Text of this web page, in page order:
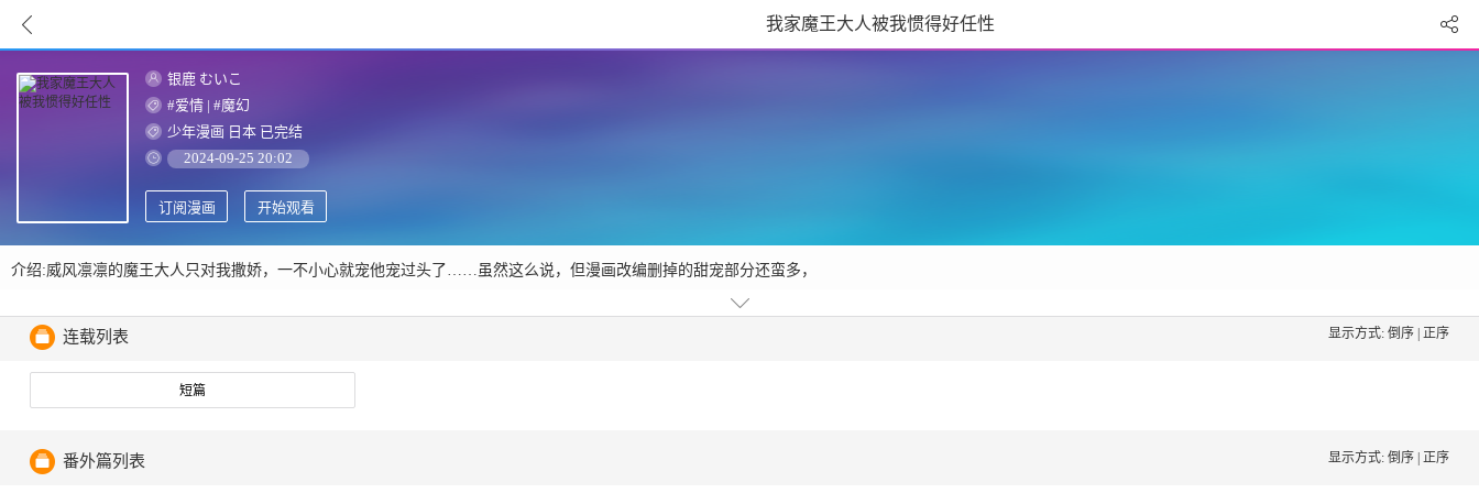
我家魔王大人被我惯得好任性
银鹿 むいこ
#爱情 | #魔幻
少年漫画 日本 已完结
2024-09-25 20:02
订阅漫画 开始观看
介绍:威风凛凛的魔王大人只对我撒娇，一不小心就宠他宠过头了……虽然这么说，但漫画改编删掉的甜宠部分还蛮多，
连载列表 显示方式: 倒序 |正序
短篇
番外篇列表 显示方式: 倒序 |正序